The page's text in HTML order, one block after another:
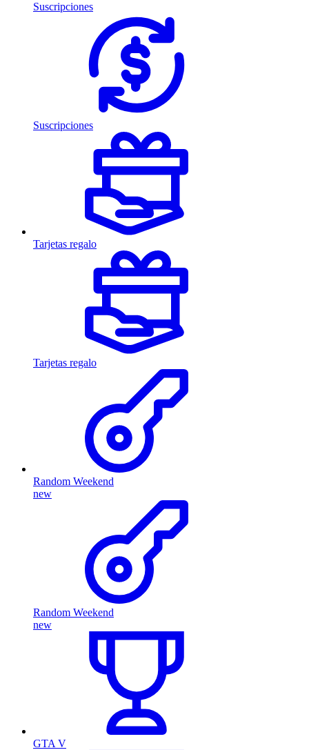
Suscripciones
Suscripciones
Tarjetas regalo
Tarjetas regalo
Random Weekend
new
Random Weekend
new
GTA V